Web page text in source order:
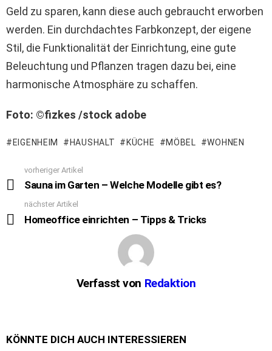
Geld zu sparen, kann diese auch gebraucht erworben
werden. Ein durchdachtes Farbkonzept, der eigene
Stil, die Funktionalität der Einrichtung, eine gute
Beleuchtung und Pflanzen tragen dazu bei, eine
harmonische Atmosphäre zu schaffen.
Foto: ©fizkes /stock adobe
EIGENHEIM HAUSHALT KÜCHE MÖBEL WOHNEN
more
vorheriger Artikel
Sauna im Garten – Welche Modelle gibt es?
nächster Artikel
Homeoffice einrichten – Tipps & Tricks
Verfasst von Redaktion
KÖNNTE DICH AUCH INTERESSIEREN